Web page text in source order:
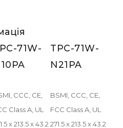
71W-
TPC-71W-
N21PA
CCC, CE,
Class A, UL
BSMI, CCC, CE,
FCC Class A, UL
x 213.5 x 43.2 271.5 x 213.5 x 43.2